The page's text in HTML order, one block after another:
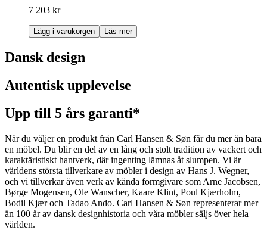
7 203 kr
Lägg i varukorgen Läs mer
Dansk design
Autentisk upplevelse
Upp till 5 års garanti*
När du väljer en produkt från Carl Hansen & Søn får du mer än bara
en möbel. Du blir en del av en lång och stolt tradition av vackert och
karaktäristiskt hantverk, där ingenting lämnas åt slumpen. Vi är
världens största tillverkare av möbler i design av Hans J. Wegner,
och vi tillverkar även verk av kända formgivare som Arne Jacobsen,
Børge Mogensen, Ole Wanscher, Kaare Klint, Poul Kjærholm,
Bodil Kjær och Tadao Ando. Carl Hansen & Søn representerar mer
än 100 år av dansk designhistoria och våra möbler säljs över hela
världen.